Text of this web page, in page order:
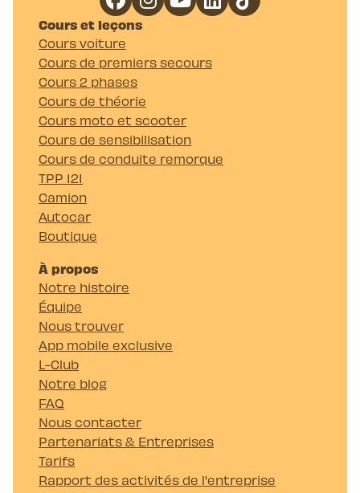
Cours et leçons
Cours voiture
Cours de premiers secours
Cours 2 phases
Cours de théorie
Cours moto et scooter
Cours de sensibilisation
Cours de conduite remorque
TPP 121
Camion
Autocar
Boutique
À propos
Notre histoire
Équipe
Nous trouver
App mobile exclusive
L-Club
Notre blog
FAQ
Nous contacter
Partenariats & Entreprises
Tarifs
Rapport des activités de l'entreprise